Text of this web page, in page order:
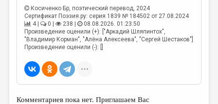
Косиченко Бр , поэтический перевод, 2024
Сертификат Поэзия.ру: серия 1839 № 184502 от 27.08.2024
4 |
0 | 238 |
08.08.2026. 01:23:50
Произведение оценили (+): ["Аркадий Шляпинтох",
"Владимир Корман", "Алёна Алексеева", "Сергей Шестаков"]
Произведение оценили (-): []
Комментариев пока нет. Приглашаем Вас